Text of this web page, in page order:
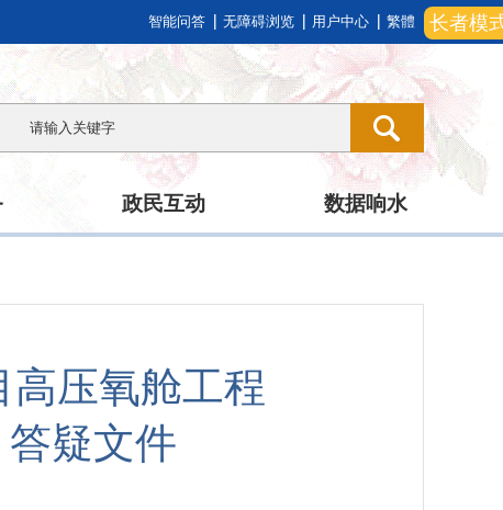
长者模
智能问答 无障碍浏览 用户中心 繁體
政民互动 数据响水
压氧舱工程
答疑文件